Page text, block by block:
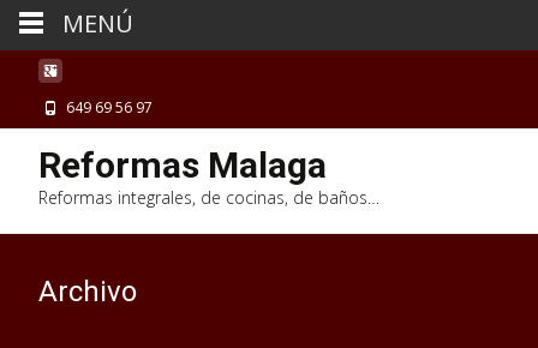
649 69 56 97
Reformas Malaga
Reformas integrales, de cocinas, de baños…
Archivo
MENÚ